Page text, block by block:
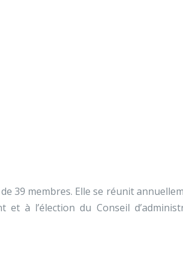
39 membres. Elle se réunit
à l’élection du Conseil